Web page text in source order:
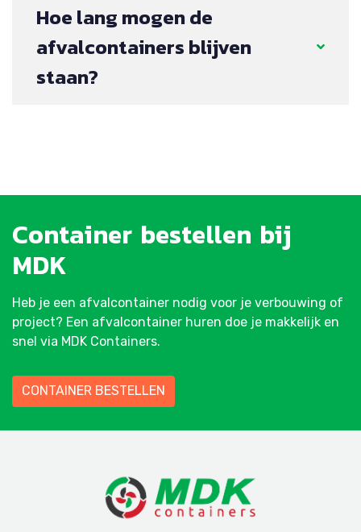
Hoe lang mogen de
afvalcontainers blijven
staan?
Container bestellen bij
MDK
Heb je een afvalcontainer nodig voor je verbouwing of
project? Een afvalcontainer huren doe je makkelijk en
snel via MDK Containers.
CONTAINER BESTELLEN